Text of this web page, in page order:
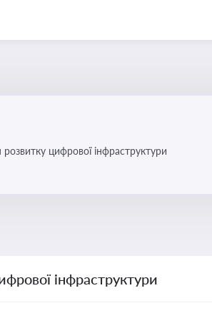
цифрової інфраструктури
інфраструктури